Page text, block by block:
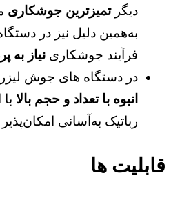
دیگرتمیزترین جوشکاری
به‌همین دلیل نیز در
فرآیند جوشکاری نیاز به
در دستگاه ‌های جوش
انبوه با تعداد و حجم بالا
رباتیک به‌آسانی
قابلیت ها